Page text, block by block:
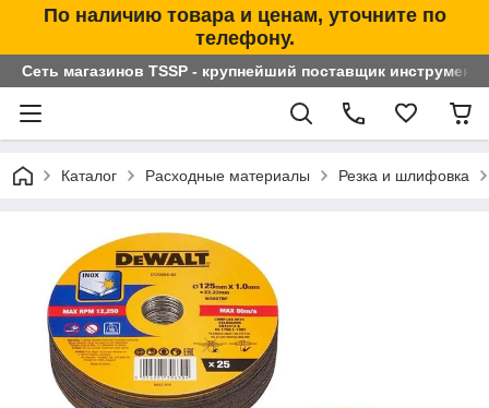
По наличию товара и ценам, уточните по
телефону.
Сеть магазинов TSSP - крупнейший поставщик
Каталог Расходные материалы Резка и шлифовка